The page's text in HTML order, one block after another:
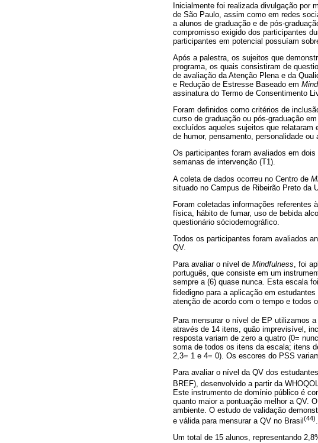
Inicialmente foi realizada divulgação por
de São Paulo, assim como em redes
a alunos de graduação e de pós-
compromisso exigido dos participantes
participantes em potencial possuíam
Após a palestra, os sujeitos que
programa, os quais consistiram de
de avaliação da Atenção Plena e da
e Redução de Estresse Baseado em
assinatura do Termo de Consentimento
Foram definidos como critérios de
curso de graduação ou pós-graduação
excluídos aqueles sujeitos que relataram
de humor, pensamento, personalidade ou
Os participantes foram avaliados em
semanas de intervenção (T1).
A coleta de dados ocorreu no Centro de
situado no Campus de Ribeirão Preto da
Foram coletadas informações referentes
física, hábito de fumar, uso de bebida
questionário sóciodemográfico.
Todos os participantes foram avaliados
QV.
Para avaliar o nível de Mindfulness, foi
português, que consiste em um
sempre a (6) quase nunca. Esta escala
fidedigno para a aplicação em
atenção de acordo com o tempo e todos
Para mensurar o nível de EP utilizamos
através de 14 itens, quão imprevisível,
resposta variam de zero a quatro (0=
soma de todos os itens da escala; itens
2,3= 1 e 4= 0). Os escores do PSS
Para avaliar o nível da QV dos
BREF), desenvolvido a partir da
Este instrumento de domínio público é
quanto maior a pontuação melhor a QV.
ambiente. O estudo de validação
e válida para mensurar a QV no Brasil (44)
Um total de 15 alunos, representando